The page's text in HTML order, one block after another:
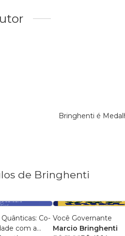
Bringhenti é
de Bringhenti
Co-
com a
Você Governante
Marcio Bringhenti